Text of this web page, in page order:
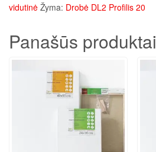
vidutinė Žyma: Drobė DL2 Profilis 20
Panašūs produktai